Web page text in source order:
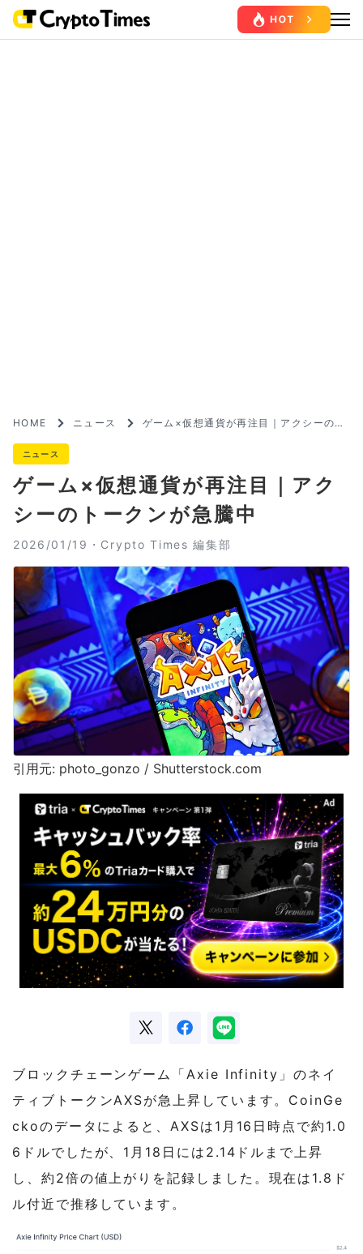
HOME ニュース
ゲーム×仮想通貨が再注目｜アクシーのト
ニュース
ゲーム×仮想通貨が再注目｜アク
シーのトークンが急騰中
2026/01/19・ Crypto Times 編集部
引用元: photo_gonzo / Shutterstock.com
ブロックチェーンゲーム「Axie Infinity」のネイ
ティブトークンAXSが急上昇しています。CoinGe
ckoのデータによると、AXSは1月16日時点で約1.0
6ドルでしたが、1月18日には2.14ドルまで上昇
し、約2倍の値上がりを記録しました。現在は1.8ド
ル付近で推移しています。